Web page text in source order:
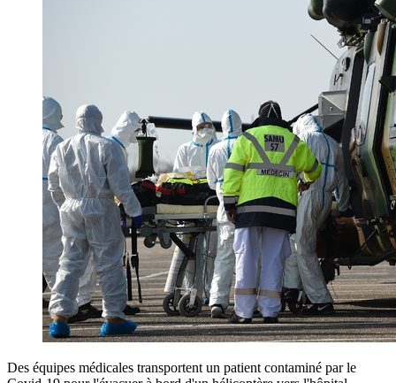
Des équipes médicales transportent un patient contaminé par le